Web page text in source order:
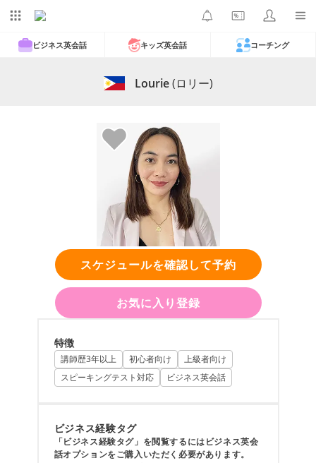
ビジネス英会話 キッズ英会話 コーチング
Lourie(ロリー)
スケジュールを確認して予約
お気に入り登録
特徴
講師歴3年以上 初心者向け
上級者向け
スピーキングテスト対応
ビジネス英会話
ビジネス経験タグ
「ビジネス経験タグ」を閲覧するにはビジネス英会
話オプションをご購入いただく必要があります。